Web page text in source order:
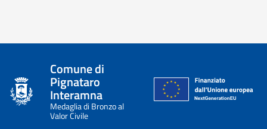
Comune di
Pignataro
Interamna
Medaglia di Bronzo al
Valor Civile